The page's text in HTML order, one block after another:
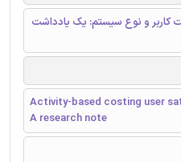
کاربر و نوع سیستم: یک یادداشت
Activity-based costing user
A research note